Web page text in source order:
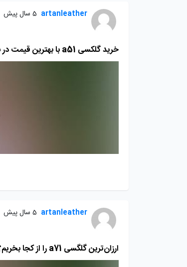
artanleather 5 سال پیش
خرید گلکسی a51 با بهترین قیمت در بازار
artanleather 5 سال پیش
ارزان‌ترین گلگسی a71 را از کجا بخریم؟